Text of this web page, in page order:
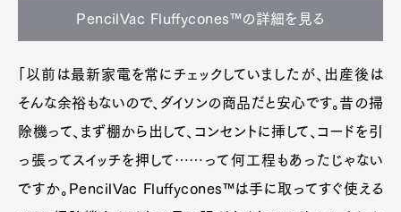
Art&Design Watch
Fashion
ProductCultureLifestyle
PencilVac Fluffycones™の詳細を見る
「以前は最新家電を常にチェックしていましたが、出産後は
そんな余裕もないので、ダイソンの商品だと安心です。昔の掃
除機って、まず棚から出して、コンセントに挿して、コードを引
っ張ってスイッチを押して……って何工程もあったじゃない
ですか。PencilVac Fluffycones™は手に取ってすぐ使える